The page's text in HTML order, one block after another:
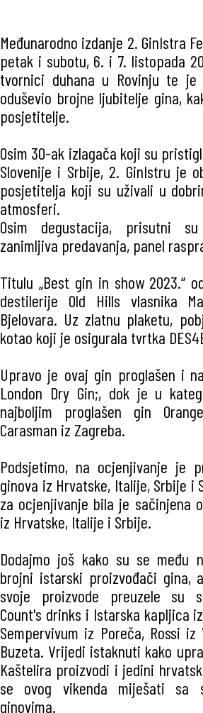
Međunarodno izdanje 2. GinIstra
petak i subotu, 6. i 7. listopada
tvornici duhana u Rovinju te
oduševio brojne ljubitelje gina,
posjetitelje.
Osim 30-ak izlagača koji su
Slovenije i Srbije, 2. GinIstru je
posjetitelja koji su uživali u
atmosferi.
Osim degustacija, prisutni
zanimljiva predavanja, panel
Titulu „Best gin in show 2023.“
destilerije Old Hills vlasnika
Bjelovara. Uz zlatnu plaketu,
kotao koji je osigurala tvrtka
Upravo je ovaj gin proglašen i
London Dry Gin;, dok je u
najboljim proglašen gin
Carasman iz Zagreba.
Podsjetimo, na ocjenjivanje je
ginova iz Hrvatske, Italije, Srbije i
za ocjenjivanje bila je sačinjena
iz Hrvatske, Italije i Srbije.
Dodajmo još kako su se među
brojni istarski proizvođači gina,
svoje proizvode preuzele su
Count's drinks i Istarska kapljica
Sempervivum iz Poreča, Rossi
Buzeta. Vrijedi istaknuti kako
Kaštelira proizvodi i jedini
se ovog vikenda miješati sa
ginovima.